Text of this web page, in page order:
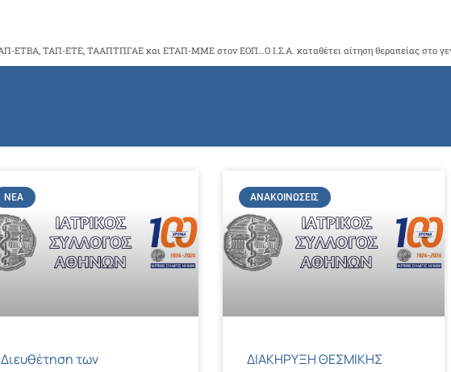
ΝΈΑ
Διευθέτηση των
ΑΝΑΚΟΙΝΏΣΕΙΣ
ΔΙΑΚΗΡΥΞΗ ΘΕΣΜΙΚΗΣ